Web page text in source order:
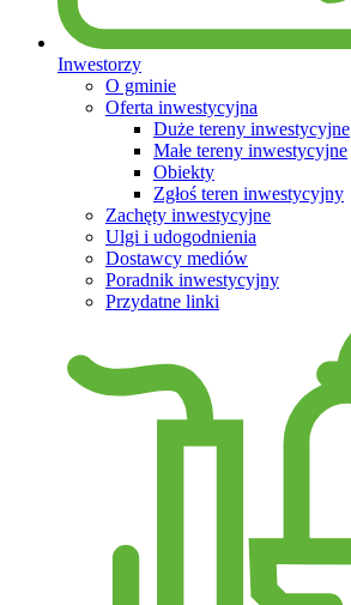
Inwestorzy
O gminie
Oferta inwestycyjna
Duże tereny inwestycyjne
Małe tereny inwestycyjne
Obiekty
Zgłoś teren inwestycyjny
Zachęty inwestycyjne
Ulgi i udogodnienia
Dostawcy mediów
Poradnik inwestycyjny
Przydatne linki